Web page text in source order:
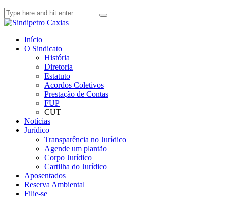
Início
O Sindicato
História
Diretoria
Estatuto
Acordos Coletivos
Prestação de Contas
FUP
CUT
Notícias
Jurídico
Transparência no Jurídico
Agende um plantão
Corpo Jurídico
Cartilha do Jurídico
Aposentados
Reserva Ambiental
Filie-se